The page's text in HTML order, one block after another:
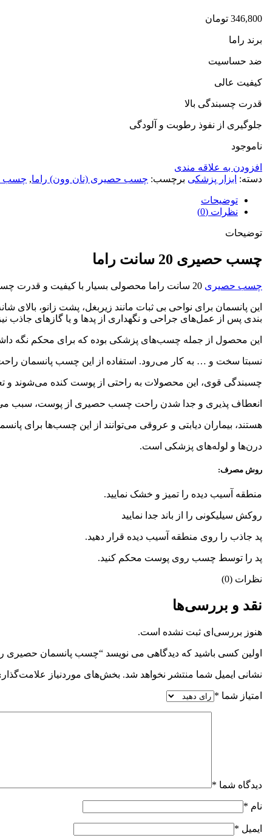
346,800 تومان
برند راما
ضد حساسیت
کیفیت عالی
قدرت چسبندگی بالا
جلوگیری از نفوذ رطوبت و آلودگی
ناموجود
افزودن به علاقه مندی
دسته: ابزار پزشکی برچسب: چسب حصیری (نان وون) راما, چسب حصیری
توضیحات
نظرات (0)
توضیحات
چسب حصیری 20 سانت راما
چسب حصیری
این پانسمان برای نواحی بی ثبات مانند زیربغل، پشت زانو، بالای
بندی پس از عمل‌های جراحی و نگهداری از پدها و یا گازهای جاذب
این محصول از جمله چسب‌های پزشکی بوده که برای محکم نگه
نسبتا سخت و … به کار می‌رود. استفاده از این چسب پانسمان
چسبندگی قوی، این محصولات به راحتی از پوست کنده می‌شوند و
انعطاف پذیری و جدا شدن راحت چسب حصیری از پوست، سبب
هستند، بیماران دیابتی و عروقی می‌توانند از این چسب‌ها برای
درن‌ها و لوله‌های پزشکی است.
روش مصرف:
منطقه آسیب دیده را تمیز و خشک نمایید.
روکش سیلیکونی را از باند جدا نمایید
پد جاذب را روی منطقه آسیب دیده قرار دهید.
پد را توسط چسب روی پوست محکم کنید.
نظرات (0)
نقد و بررسی‌ها
هنوز بررسی‌ای ثبت نشده است.
اولین کسی باشید که دیدگاهی می نویسد “چسب پانسمان حصیری راما سایز 10 *
نشانی ایمیل شما منتشر نخواهد شد. بخش‌های موردنیاز
امتیاز شما *
دیدگاه شما *
نام *
ایمیل *